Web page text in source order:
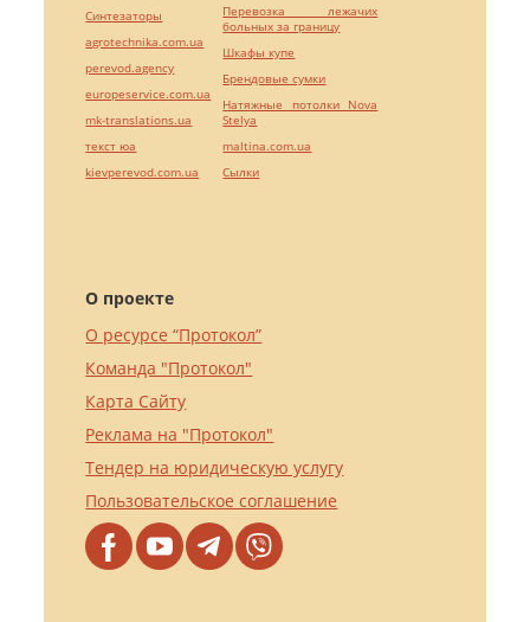
О проекте
О ресурсе “Протокол”
Команда "Протокол"
Карта Сайту
Реклама на "Протокол"
Тендер на юридическую услугу
Пользовательское соглашение
Синтезаторы
agrotechnika.com.ua
perevod.agency
europeservice.com.ua
mk-translations.ua
текст юа
kievperevod.com.ua
Перевозка лежачих
больных за границу
Шкафы купе
Брендовые сумки
Натяжные потолки Nova
Stelya
maltina.com.ua
Cылки